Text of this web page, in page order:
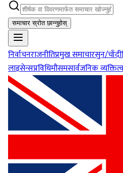
समाचार स्रोत छान्नुहोस्
निर्वाचनराजनीतिप्रमुख समाचारसुन/चाँदी
लाइसेन्सप्रविधिमौसमसार्वजनिक